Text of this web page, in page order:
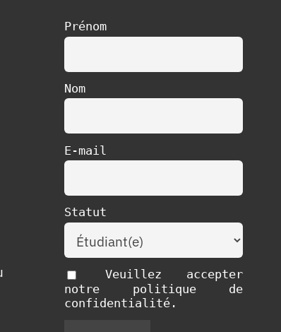
Prénom
Nom
E-mail
Statut
Veuillez accepter
notre politique de
confidentialité.